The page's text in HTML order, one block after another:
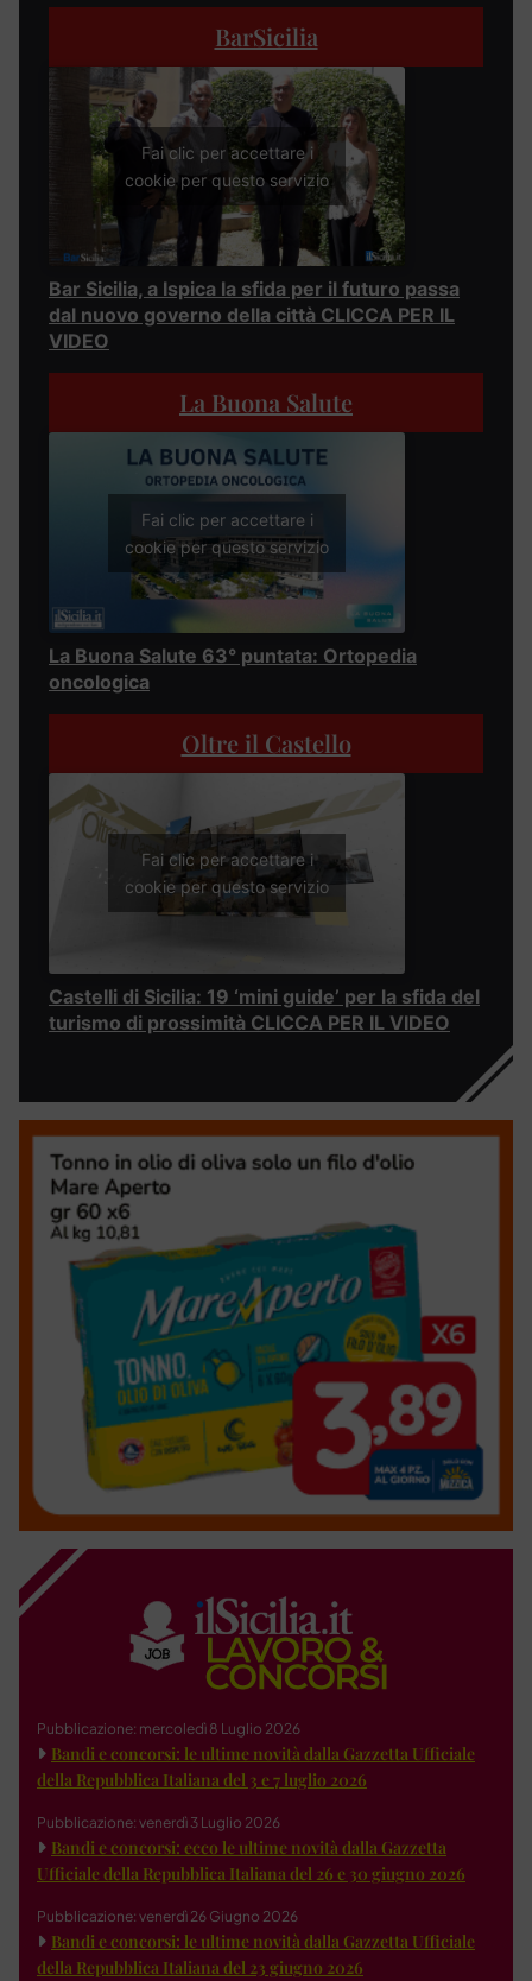
BarSicilia
Fai clic per accettare i
cookie per questo servizio
Bar Sicilia, a Ispica la sfida per il futuro passa
dal nuovo governo della città CLICCA PER IL
VIDEO
La Buona Salute
Fai clic per accettare i
cookie per questo servizio
La Buona Salute 63° puntata: Ortopedia
oncologica
Oltre il Castello
Fai clic per accettare i
cookie per questo servizio
Castelli di Sicilia: 19 ‘mini guide’ per la sfida del
turismo di prossimità CLICCA PER IL VIDEO
Pubblicazione: mercoledì 8 Luglio 2026
Bandi e concorsi: le ultime novità dalla Gazzetta Ufficiale
della Repubblica Italiana del 3 e 7 luglio 2026
Pubblicazione: venerdì 3 Luglio 2026
Bandi e concorsi: ecco le ultime novità dalla Gazzetta
Ufficiale della Repubblica Italiana del 26 e 30 giugno 2026
Pubblicazione: venerdì 26 Giugno 2026
Bandi e concorsi: le ultime novità dalla Gazzetta Ufficiale
della Repubblica Italiana del 23 giugno 2026